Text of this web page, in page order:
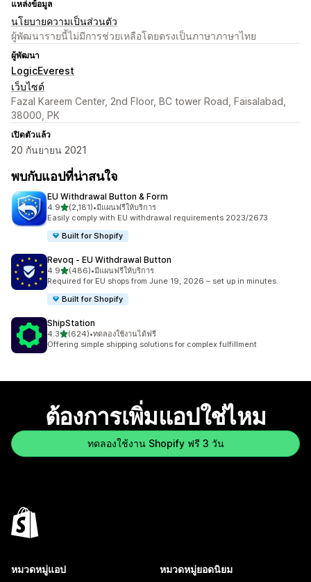
แหล่งข้อมูล
นโยบายความเป็นส่วนตัว
ผู้พัฒนารายนี้ไม่มีการช่วยเหลือโดยตรงเป็นภาษาภาษาไทย
ผู้พัฒนา
LogicEverest
เว็บไซต์
Fazal Kareem Center, 2nd Floor, BC tower Road, Faisalabad,
38000, PK
เปิดตัวแล้ว
20 กันยายน 2021
พบกับแอปที่น่าสนใจ
EU Withdrawal Button & Form
4.9เต็ม 5 ดาว
(2,181)
ทั้งหมด 2181 รีวิว
•มีแผนฟรีให้บริการ
Easily comply with EU withdrawal requirements 2023/2673
Built for Shopify
Revoq ‑ EU Withdrawal Button
4.9เต็ม 5 ดาว
(486)
ทั้งหมด 486 รีวิว
•มีแผนฟรีให้บริการ
Required for EU shops from June 19, 2026 – set up in minutes.
Built for Shopify
ShipStation
4.3เต็ม 5 ดาว
(624)
ทั้งหมด 624 รีวิว
•ทดลองใช้งานได้ฟรี
Offering simple shipping solutions for complex fulfillment
ต้องการเพิ่มแอปใช่ไหม
ทดลองใช้งาน Shopify ฟรี 3 วัน
หมวดหมู่แอป หมวดหมู่ยอดนิยม